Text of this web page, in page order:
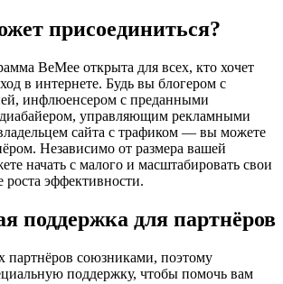
присоединиться?
BeMee открыта для всех, кто хочет
в интернете. Будь вы блогером с
инфлюенсером с преданными
управляющим рекламными
сайта с трафиком — вы можете
Независимо от размера вашей
начать с малого и масштабировать свои
роста эффективности.
поддержка для партнёров
союзниками, поэтому
поддержку, чтобы помочь вам